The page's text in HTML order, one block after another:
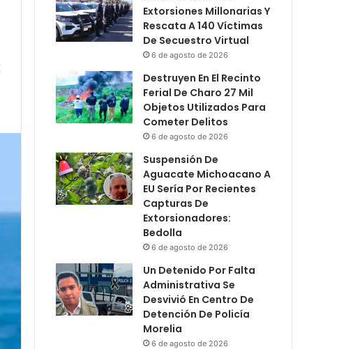
Extorsiones Millonarias Y
Rescata A 140 Víctimas
De Secuestro Virtual
6 de agosto de 2026
Destruyen En El Recinto
Ferial De Charo 27 Mil
Objetos Utilizados Para
Cometer Delitos
6 de agosto de 2026
Suspensión De
Aguacate Michoacano A
EU Sería Por Recientes
Capturas De
Extorsionadores:
Bedolla
6 de agosto de 2026
Un Detenido Por Falta
Administrativa Se
Desvivió En Centro De
Detención De Policía
Morelia
6 de agosto de 2026